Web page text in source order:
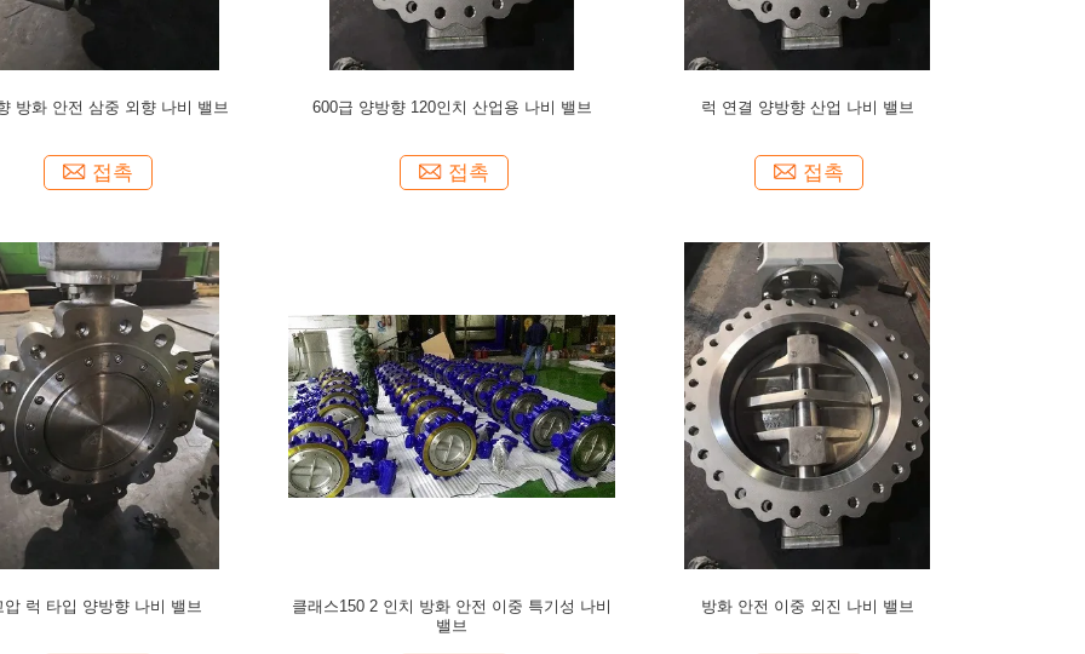
방화 안전 삼중 외향 나비 밸브
접촉
600급 양방향 120인치 산업용 나비 밸브
접촉
럭 연결 양방향 산업 나비 밸브
접촉
압 럭 타입 양방향 나비 밸브
클래스150 2 인치 방화 안전 이중 특기성 나비
밸브
방화 안전 이중 외진 나비 밸브